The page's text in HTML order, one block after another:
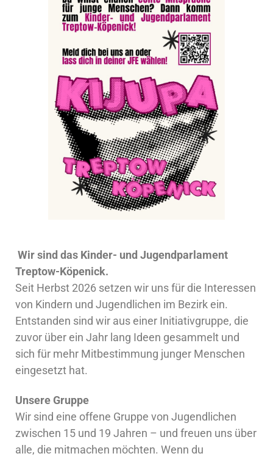
Wir sind das Kinder- und Jugendparlament
Treptow-Köpenick.
Seit Herbst 2026 setzen wir uns für die Interessen
von Kindern und Jugendlichen im Bezirk ein.
Entstanden sind wir aus einer Initiativgruppe, die
zuvor über ein Jahr lang Ideen gesammelt und
sich für mehr Mitbestimmung junger Menschen
eingesetzt hat.
Unsere Gruppe
Wir sind eine offene Gruppe von Jugendlichen
zwischen 15 und 19 Jahren – und freuen uns über
alle, die mitmachen möchten. Wenn du